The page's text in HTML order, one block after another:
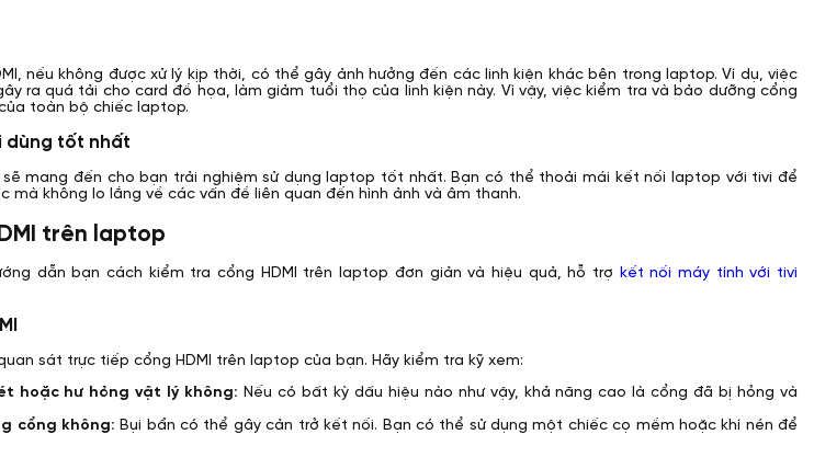
nếu không được xử lý kịp thời, có thể gây ảnh hưởng đến các linh kiện khác bên trong laptop. Ví dụ, việc
ra quá tải cho card đồ họa, làm giảm tuổi thọ của linh kiện này. Vì vậy, việc kiểm tra và bảo dưỡng cổng
toàn bộ chiếc laptop.
dùng tốt nhất
sẽ mang đến cho bạn trải nghiệm sử dụng laptop tốt nhất. Bạn có thể thoải mái kết nối laptop với tivi để
mà không lo lắng về các vấn đề liên quan đến hình ảnh và âm thanh.
trên laptop
dẫn bạn cách kiểm tra cổng HDMI trên laptop đơn giản và hiệu quả, hỗ trợ kết nối máy tính với tivi
sát trực tiếp cổng HDMI trên laptop của bạn. Hãy kiểm tra kỹ xem:
hoặc hư hỏng vật lý không: Nếu có bất kỳ dấu hiệu nào như vậy, khả năng cao là cổng đã bị hỏng và
cổng không: Bụi bẩn có thể gây cản trở kết nối. Bạn có thể sử dụng một chiếc cọ mềm hoặc khí nén để